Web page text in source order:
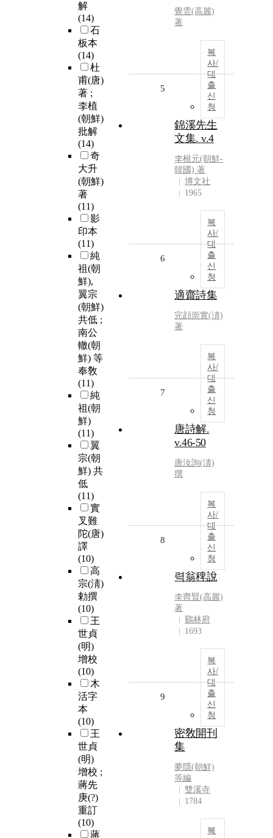
解
(14)
石
板本
(14)
杜
甫(唐)
著 ;
李植
(朝鮮)
批解
(14)
奇
大升
(朝鮮)
著
(11)
影
印本
(11)
純
祖(朝
鮮),
翼宗
(朝鮮)
共低 ;
南公
轍(朝
鮮) 等
奉敎
(11)
純
祖(朝
鮮)
(11)
翼
宗(朝
鮮) 共
低
(11)
實
叉難
陀(唐)
譯
(10)
高
宗(淸)
勅撰
(10)
王
世貞
(明)
增校
(10)
木
活字
本
(10)
王
世貞
(明)
增校 ;
蔣先
庚(?)
重訂
(10)
蔣
覺雲(高麗)
著
복
사/
대
출
신
청
5
錦溪先生
文集. v.4
李根元(朝鮮-
韓國) 著
博文社
1965
복
사/
대
출
신
청
6
適齋詩集
完顔崇實(淸)
著
복
사/
대
출
신
청
7
唐詩解.
v.46-50
唐汝詢(淸)
撰
복
사/
대
출
신
청
8
력翁稗說
李齊賢(高麗)
著
鷄林府
1693
복
사/
대
출
신
청
9
密敎開刊
集
夢隱(朝鮮)
等編
雙溪寺
1784
복